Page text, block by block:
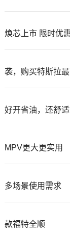
焕芯上市 限时优
袭，购买特斯拉
好开省油，还舒
MPV更大更实用
多场景使用需求
款福特全顺